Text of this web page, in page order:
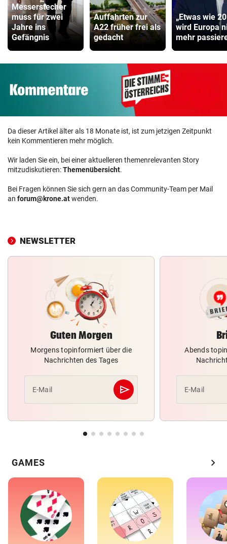
Messerstecher
muss für zwei
Jahre ins
Gefängnis
Auffahrten zur
A22 früher frei als
gedacht
„Etwas wie
wird Europa
mehr
Da dieser Artikel älter als 18 Monate ist, ist zum jetzigen Zeitpunkt
kein Kommentieren mehr möglich.
Wir laden Sie ein, bei einer aktuelleren themenrelevanten Story
mitzudiskutieren:Themenübersicht.
Bei Fragen können Sie sich gern an das Community-Team per Mail
an forum@krone.atwenden.
NEWSLETTER
Guten Morgen
Morgens topinformiert über die
Nachrichten des Tages
E-Mail send
Abschicken
Abends
E-Mail
GAMES chevron_right